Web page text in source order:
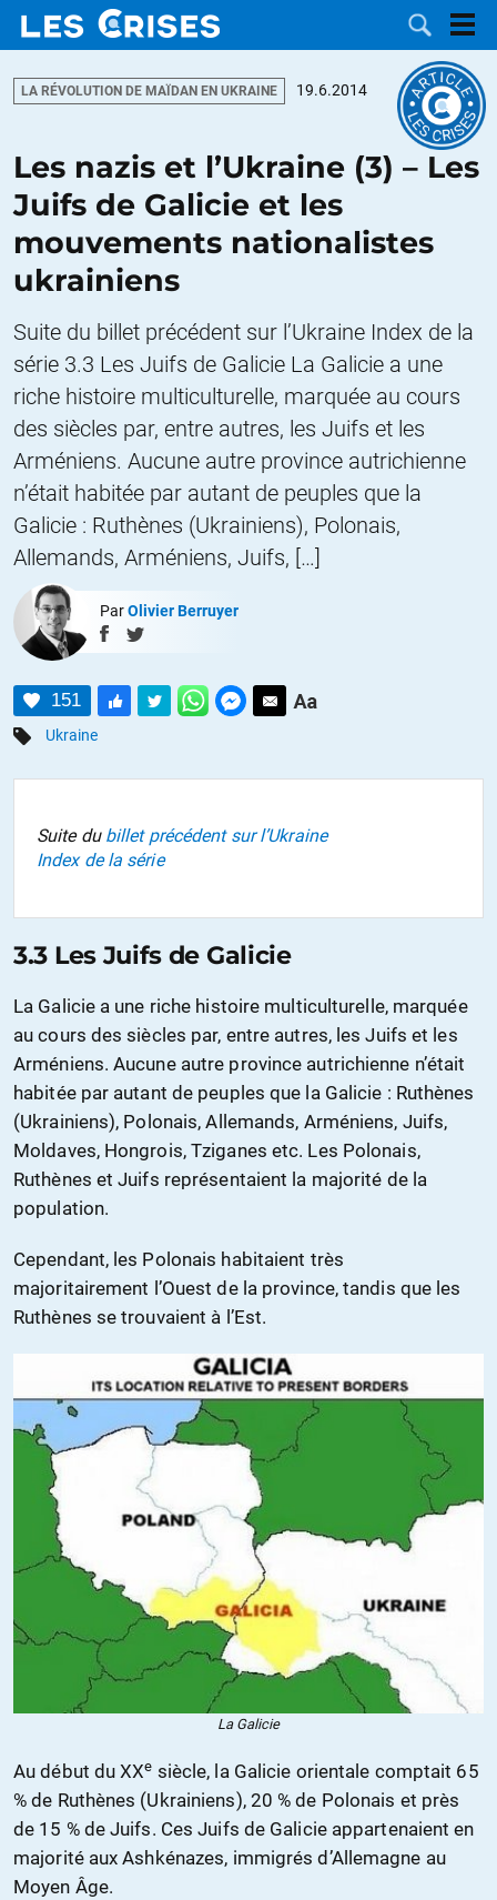
LES
DOSSIERS
CATÉGORIES
NOUS
DON
LA RÉVOLUTION DE MAÏDAN EN UKRAINE 19.6.2014
Les nazis et l’Ukraine (3) – Les
Juifs de Galicie et les
mouvements nationalistes
ukrainiens
Suite du billet précédent sur l’Ukraine Index de la
série 3.3 Les Juifs de Galicie La Galicie a une
riche histoire multiculturelle, marquée au cours
des siècles par, entre autres, les Juifs et les
Arméniens. Aucune autre province autrichienne
n’était habitée par autant de peuples que la
Galicie : Ruthènes (Ukrainiens), Polonais,
Allemands, Arméniens, Juifs, […]
ParOlivier Berruyer
151
Ukraine
Suite du billet précédent sur l’Ukraine
Index de la série
3.3 Les Juifs de Galicie
La Galicie a une riche histoire multiculturelle, marquée
au cours des siècles par, entre autres, les Juifs et les
Arméniens. Aucune autre province autrichienne n’était
habitée par autant de peuples que la Galicie : Ruthènes
(Ukrainiens), Polonais, Allemands, Arméniens, Juifs,
Moldaves, Hongrois, Tziganes etc. Les Polonais,
Ruthènes et Juifs représentaient la majorité de la
population.
Cependant, les Polonais habitaient très
majoritairement l’Ouest de la province, tandis que les
Ruthènes se trouvaient à l’Est.
La Galicie
Au début du XXe siècle, la Galicie orientale comptait 65
% de Ruthènes (Ukrainiens), 20 % de Polonais et près
de 15 % de Juifs. Ces Juifs de Galicie appartenaient en
majorité aux Ashkénazes, immigrés d’Allemagne au
Moyen Âge.